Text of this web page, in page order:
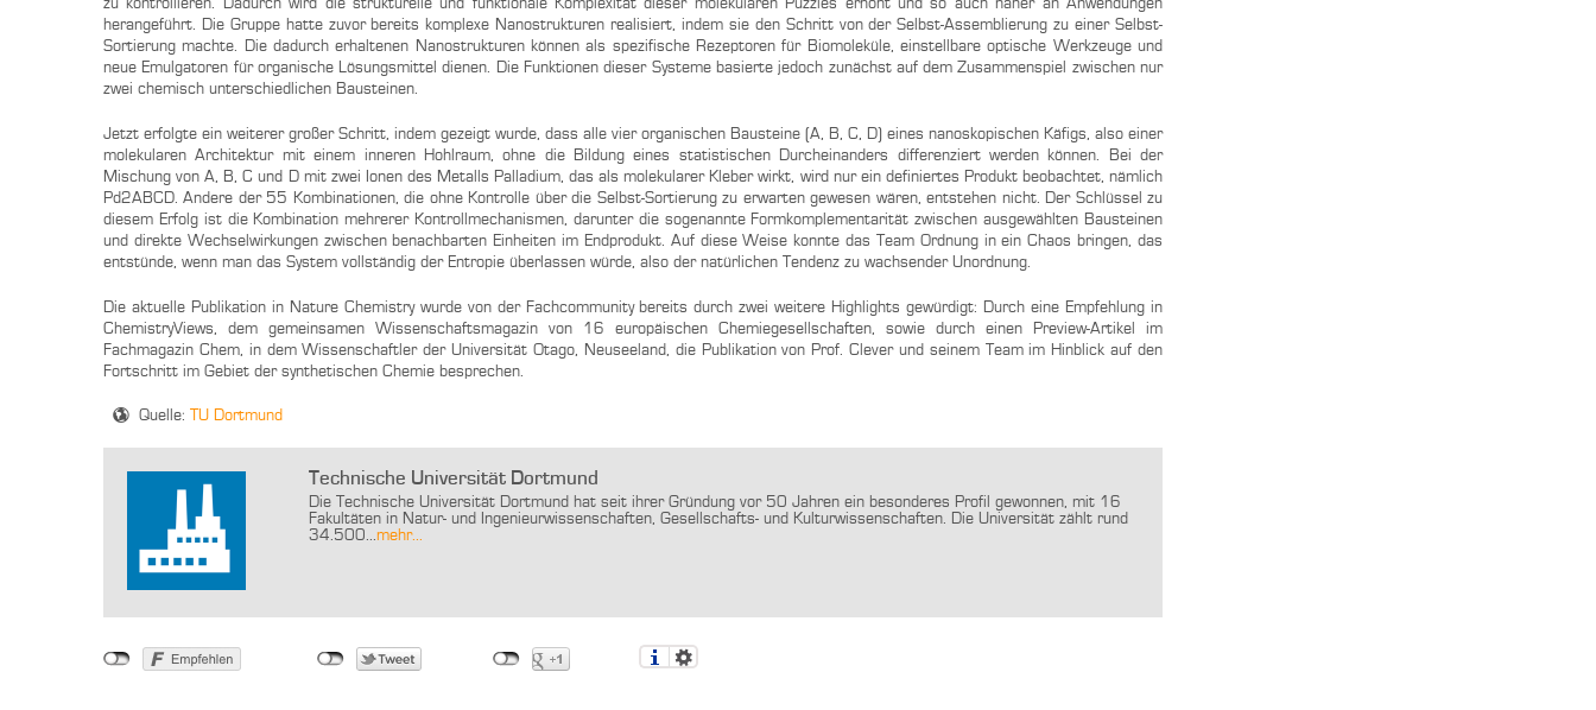
zu kontrollieren. Dadurch wird die strukturelle und funktionale Komplexität dieser molekularen Puzzles erhöht und so auch näher an Anwendungen
herangeführt. Die Gruppe hatte zuvor bereits komplexe Nanostrukturen realisiert, indem sie den Schritt von der Selbst-Assemblierung zu einer Selbst-
Sortierung machte. Die dadurch erhaltenen Nanostrukturen können als spezifische Rezeptoren für Biomoleküle, einstellbare optische Werkzeuge und
neue Emulgatoren für organische Lösungsmittel dienen. Die Funktionen dieser Systeme basierte jedoch zunächst auf dem Zusammenspiel zwischen nur
zwei chemisch unterschiedlichen Bausteinen.
Jetzt erfolgte ein weiterer großer Schritt, indem gezeigt wurde, dass alle vier organischen Bausteine (A, B, C, D) eines nanoskopischen Käfigs, also einer
molekularen Architektur mit einem inneren Hohlraum, ohne die Bildung eines statistischen Durcheinanders differenziert werden können. Bei der
Mischung von A, B, C und D mit zwei Ionen des Metalls Palladium, das als molekularer Kleber wirkt, wird nur ein definiertes Produkt beobachtet, nämlich
Pd2ABCD. Andere der 55 Kombinationen, die ohne Kontrolle über die Selbst-Sortierung zu erwarten gewesen wären, entstehen nicht. Der Schlüssel zu
diesem Erfolg ist die Kombination mehrerer Kontrollmechanismen, darunter die sogenannte Formkomplementarität zwischen ausgewählten Bausteinen
und direkte Wechselwirkungen zwischen benachbarten Einheiten im Endprodukt. Auf diese Weise konnte das Team Ordnung in ein Chaos bringen, das
entstünde, wenn man das System vollständig der Entropie überlassen würde, also der natürlichen Tendenz zu wachsender Unordnung.
Die aktuelle Publikation in Nature Chemistry wurde von der Fachcommunity bereits durch zwei weitere Highlights gewürdigt: Durch eine Empfehlung in
ChemistryViews, dem gemeinsamen Wissenschaftsmagazin von 16 europäischen Chemiegesellschaften, sowie durch einen Preview-Artikel im
Fachmagazin Chem, in dem Wissenschaftler der Universität Otago, Neuseeland, die Publikation von Prof. Clever und seinem Team im Hinblick auf den
Fortschritt im Gebiet der synthetischen Chemie besprechen.
Quelle: TU Dortmund
Technische Universität Dortmund
Die Technische Universität Dortmund hat seit ihrer Gründung vor 50 Jahren ein besonderes Profil gewonnen, mit 16
Fakultäten in Natur- und Ingenieurwissenschaften, Gesellschafts- und Kul­tur­wissen­schaften. Die Universität zählt rund
34.500...mehr...